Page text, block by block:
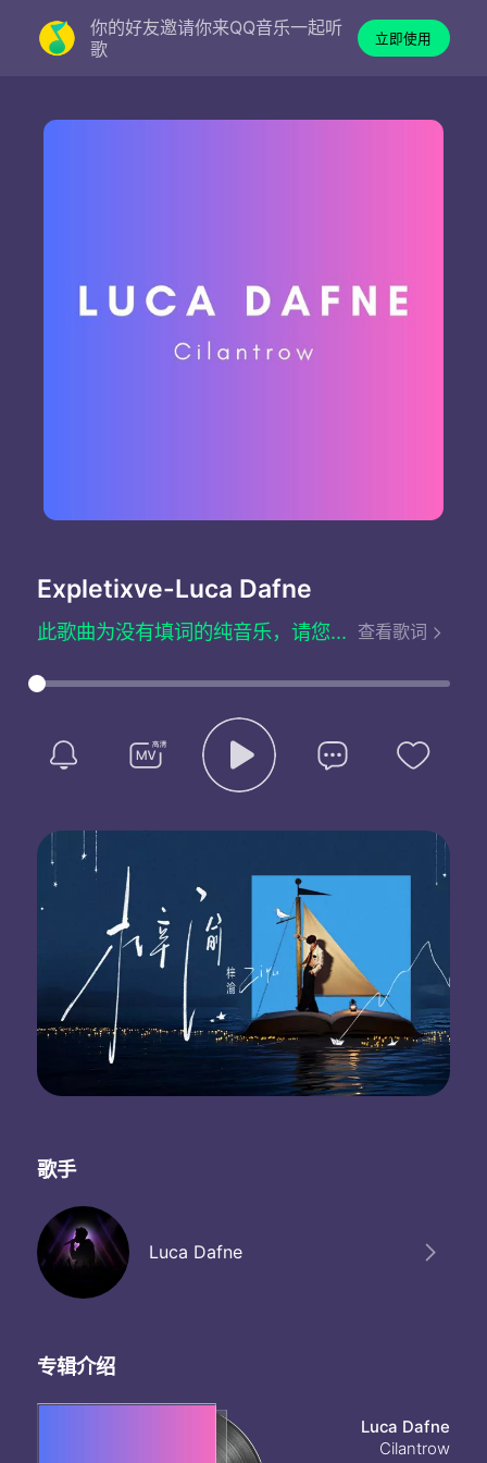
你的好友邀请你来QQ音乐一起听
歌
立即使用
Expletixve-Luca Dafne
此歌曲为没有填词的纯音乐，请您欣赏 查看歌词
歌手
Luca Dafne
专辑介绍
Luca Dafne
Cilantrow